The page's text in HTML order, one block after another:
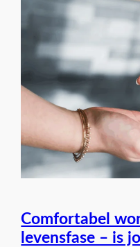
Comfortabel
levensfase – is